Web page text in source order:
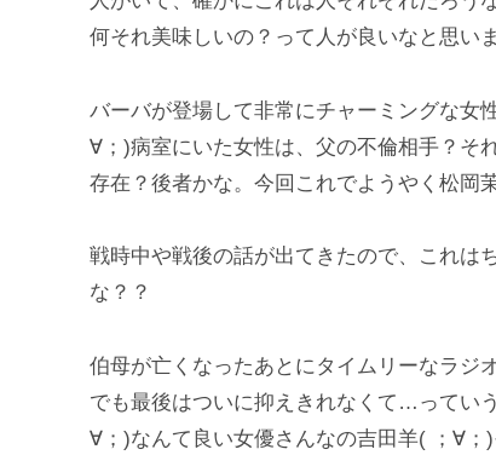
何それ美味しいの？って人が良いなと思
バーバが登場して非常にチャーミングな女
∀；)病室にいた女性は、父の不倫相手？そ
存在？後者かな。今回これでようやく松岡
戦時中や戦後の話が出てきたので、これは
な？？
伯母が亡くなったあとにタイムリーなラジ
でも最後はついに抑えきれなくて…ってい
∀；)なんて良い女優さんなの吉田羊( ；∀；